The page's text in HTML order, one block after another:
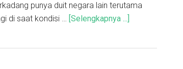
punya duit negara lain terutama
di saat kondisi … [Selengkapnya ...]